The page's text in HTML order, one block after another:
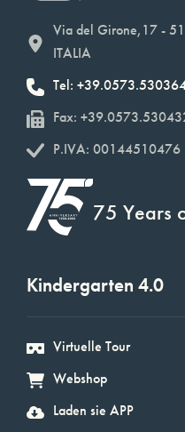
Via del Girone,17 -
ITALIA
Tel:
Fax:
P.IVA: 00144510476
75 Years
Kindergarten 4.0
Virtuelle Tour
Webshop
Laden sie APP